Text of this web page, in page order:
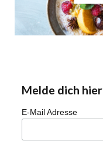
Melde dich
E-Mail Adresse